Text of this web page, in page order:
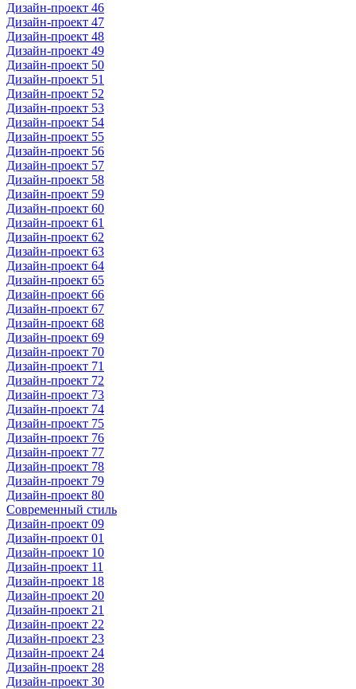
Дизайн-проект 46
Дизайн-проект 47
Дизайн-проект 48
Дизайн-проект 49
Дизайн-проект 50
Дизайн-проект 51
Дизайн-проект 52
Дизайн-проект 53
Дизайн-проект 54
Дизайн-проект 55
Дизайн-проект 56
Дизайн-проект 57
Дизайн-проект 58
Дизайн-проект 59
Дизайн-проект 60
Дизайн-проект 61
Дизайн-проект 62
Дизайн-проект 63
Дизайн-проект 64
Дизайн-проект 65
Дизайн-проект 66
Дизайн-проект 67
Дизайн-проект 68
Дизайн-проект 69
Дизайн-проект 70
Дизайн-проект 71
Дизайн-проект 72
Дизайн-проект 73
Дизайн-проект 74
Дизайн-проект 75
Дизайн-проект 76
Дизайн-проект 77
Дизайн-проект 78
Дизайн-проект 79
Дизайн-проект 80
Современный стиль
Дизайн-проект 09
Дизайн-проект 01
Дизайн-проект 10
Дизайн-проект 11
Дизайн-проект 18
Дизайн-проект 20
Дизайн-проект 21
Дизайн-проект 22
Дизайн-проект 23
Дизайн-проект 24
Дизайн-проект 28
Дизайн-проект 30